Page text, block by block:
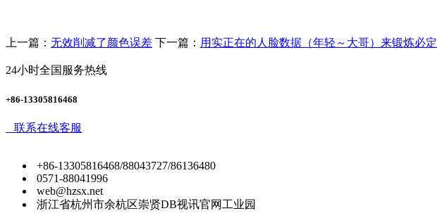
上一篇： 无效削减了颜色误差 下一篇： 用实正在的人脸数据（年轻～大哥）来锻炼必定
24小时全国服务热线
+86-13305816468
联系在线客服
+86-13305816468/88043727/86136480
0571-88041996
web@hzsx.net
浙江省杭州市余杭区崇贤DB视讯官网工业园